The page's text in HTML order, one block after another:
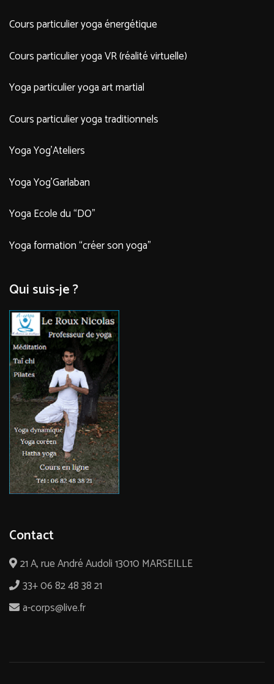
Cours particulier yoga énergétique
Cours particulier yoga VR (réalité virtuelle)
Yoga particulier yoga art martial
Cours particulier yoga traditionnels
Yoga Yog’Ateliers
Yoga Yog’Garlaban
Yoga Ecole du “DO”
Yoga formation “créer son yoga”
Qui suis-je ?
Contact
21 A, rue André Audoli 13010 MARSEILLE
33+ 06 82 48 38 21
a-corps@live.fr